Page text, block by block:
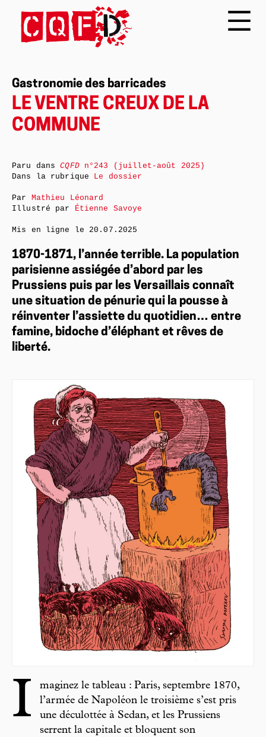
Gastronomie des barricades
LE VENTRE CREUX DE LA
COMMUNE
1870-1871, l’année terrible. La population
parisienne assiégée d’abord par les
Prussiens puis par les Versaillais connaît
une situation de pénurie qui la pousse à
réinventer l’assiette du quotidien… entre
famine, bidoche d’éléphant et rêves de
liberté.
I
maginez le tableau : Paris, septembre 1870,
l’armée de Napoléon le troisième s’est pris
une déculottée à Sedan, et les Prussiens
serrent la capitale et bloquent son
Paru dansCQFDn°243 (juillet-août 2025)
Dans la rubrique Le dossier
Par Mathieu Léonard
Illustré par Étienne Savoye
Mis en ligne le 20.07.2025